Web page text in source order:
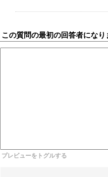
この質問の最初の回答者になり
プレビューをトグルする